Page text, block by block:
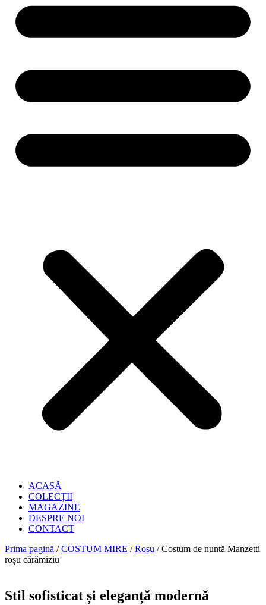
ACASĂ
COLECȚII
MAGAZINE
DESPRE NOI
CONTACT
Prima pagină /COSTUM MIRE /Roșu / Costum de nuntă Manzetti
roșu cărămiziu
Stil sofisticat și eleganță modernă